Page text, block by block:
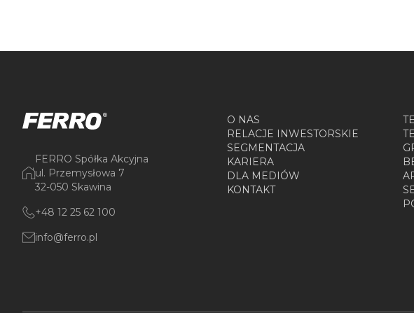
FERRO Spółka Akcyjna
ul. Przemysłowa 7
32-050 Skawina
+48 12 25 62 100
info@ferro.pl
O NAS
RELACJE INWESTORSKIE
SEGMENTACJA
KARIERA
DLA MEDIÓW
KONTAKT